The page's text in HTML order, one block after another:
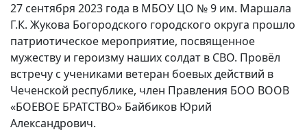
27 сентября 2023 года в МБОУ ЦО № 9 им. Маршала
Г.К. Жукова Богородского городского округа прошло
патриотическое мероприятие, посвященное
мужеству и героизму наших солдат в СВО. Провёл
встречу с учениками ветеран боевых действий в
Чеченской республике, член Правления БОО ВООВ
«БОЕВОЕ БРАТСТВО» Байбиков Юрий
Александрович.